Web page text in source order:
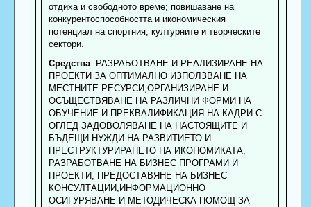
отдиха и свободното време; повишаване на
конкурентоспособността и икономическия
потенциал на спортния, културните и творческите
сектори.
Средства: РАЗРАБОТВАНЕ И РЕАЛИЗИРАНЕ НА
ПРОЕКТИ ЗА ОПТИМАЛНО ИЗПОЛЗВАНЕ НА
МЕСТНИТЕ РЕСУРСИ,ОРГАНИЗИРАНЕ И
ОСЪЩЕСТВЯВАНЕ НА РАЗЛИЧНИ ФОРМИ НА
ОБУЧЕНИЕ И ПРЕКВАЛИФИКАЦИЯ НА КАДРИ С
ОГЛЕД ЗАДОВОЛЯВАНЕ НА НАСТОЯЩИТЕ И
БЪДЕЩИ НУЖДИ НА РАЗВИТИЕТО И
ПРЕСТРУКТУРИРАНЕТО НА ИКОНОМИКАТА,
РАЗРАБОТВАНЕ НА БИЗНЕС ПРОГРАМИ И
ПРОЕКТИ, ПРЕДОСТАВЯНЕ НА БИЗНЕС
КОНСУЛТАЦИИ,ИНФОРМАЦИОННО
ОСИГУРЯВАНЕ И МЕТОДИЧЕСКА ПОМОЩ ЗА